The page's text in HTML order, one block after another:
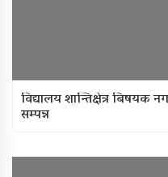
विद्यालय शान्तिक्षेत्र बिषयक
सम्पन्न